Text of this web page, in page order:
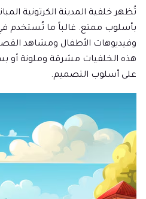
تُظهر خلفية المدينة الكرتونية
بأسلوب ممتع. غالباً ما تُستخدم
وفيديوهات الأطفال ومشاهد
هذه الخلفيات مشرقة وملونة أو
على أسلوب التصميم.